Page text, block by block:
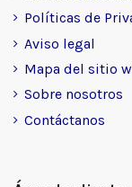
Políticas de
Aviso legal
Mapa del sitio
Sobre nosotros
Contáctanos